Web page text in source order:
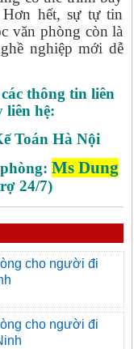
hết, sự tự tin
văn phòng còn là
nghiệp mới dễ
thông tin liên
liên hệ:
Toán Hà Nội
Ms Dung
24/7)
cho người đi
cho người đi